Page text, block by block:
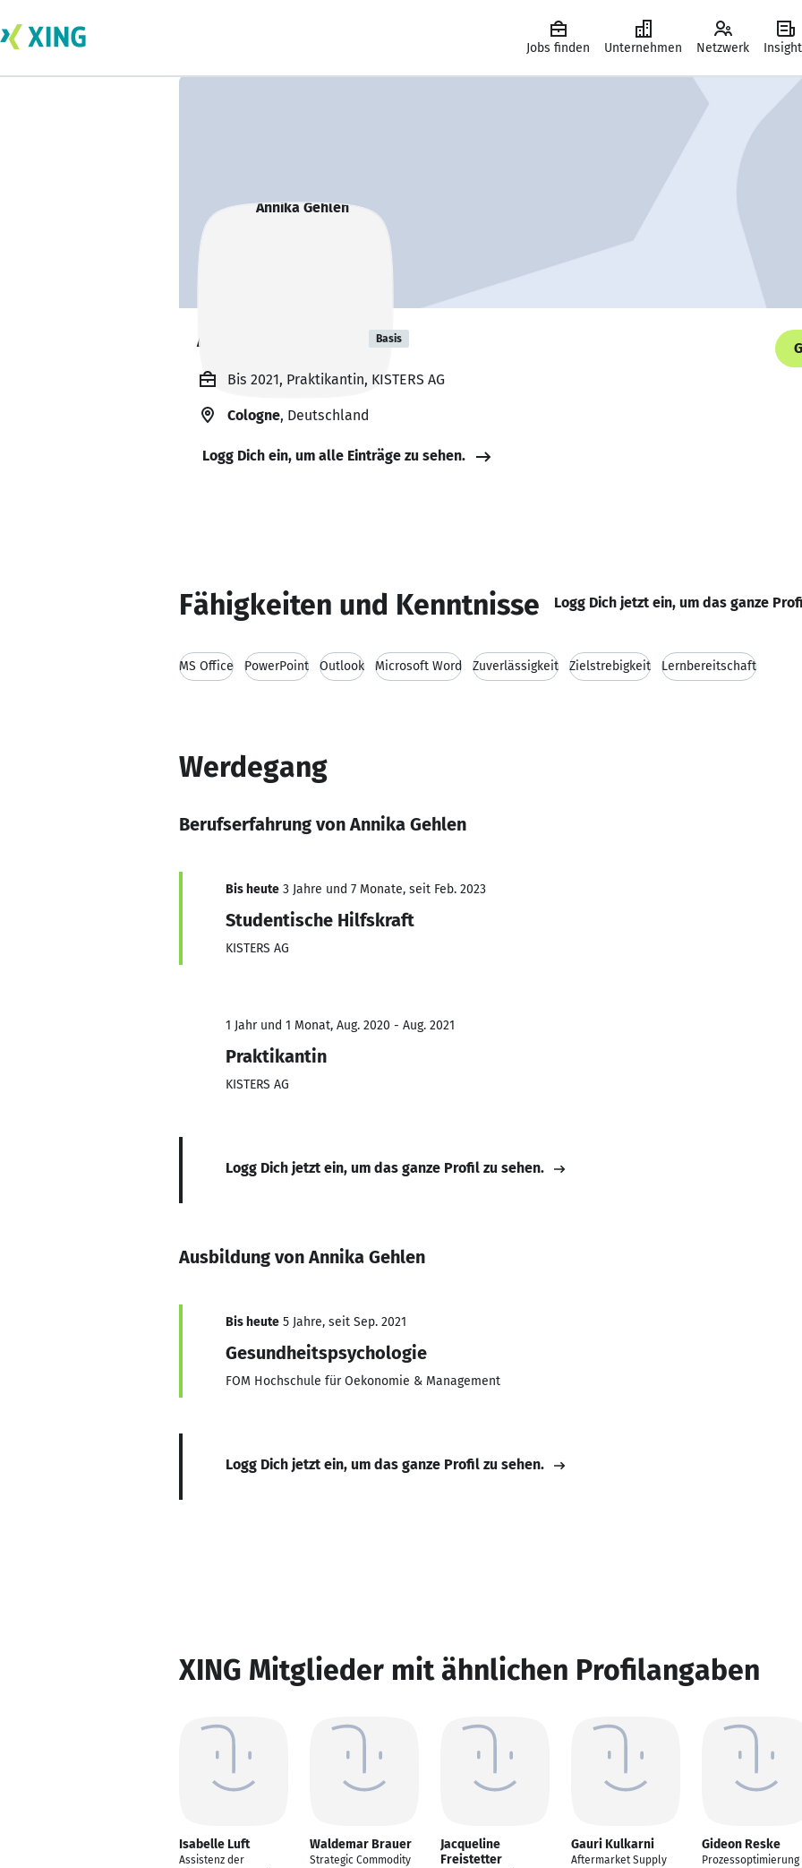
Jobs finden Unternehmen Netzwerk
Annika Gehlen Basis
Bis 2021, Praktikantin, KISTERS AG
Cologne, Deutschland
Logg Dich ein, um alle Einträge zu sehen.
Fähigkeiten und Kenntnisse Logg Dich jetzt ein, um das ganze
MS Office PowerPoint Outlook Microsoft Word Zuverlässigkeit Zielstrebigkeit Lernbereitschaft
Werdegang
Berufserfahrung von Annika Gehlen
Bis heute 3 Jahre und 7 Monate, seit Feb. 2023
Studentische Hilfskraft
KISTERS AG
1 Jahr und 1 Monat, Aug. 2020 - Aug. 2021
Praktikantin
KISTERS AG
Logg Dich jetzt ein, um das ganze Profil zu sehen.
Ausbildung von Annika Gehlen
Bis heute 5 Jahre, seit Sep. 2021
Gesundheitspsychologie
FOM Hochschule für Oekonomie & Management
Logg Dich jetzt ein, um das ganze Profil zu sehen.
XING Mitglieder mit ähnlichen Profilangaben
Isabelle Luft
Assistenz der
Waldemar Brauer
Strategic Commodity
Jacqueline
Freistetter
Gauri Kulkarni
Aftermarket Supply
Gideon Reske
Prozessoptimierung